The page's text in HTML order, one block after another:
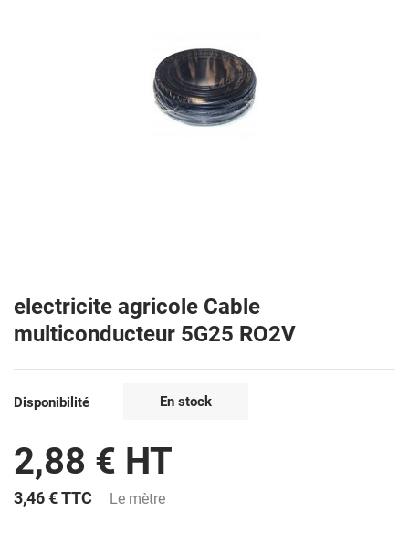
electricite agricole Cable
multiconducteur 5G25 RO2V
Disponibilité En stock
2,88 € HT
3,46 €TTC Le mètre